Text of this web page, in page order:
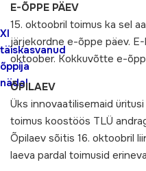
XI
täiskasvanud
õppija
nädal
E-ÕPPE PÄEV
15. oktoobril toimus ka sel
järjekordne e-õppe päev. E-
oktoober. Kokkuvõtte e-
ÕPILAEV
Üks innovaatilisemaid
toimus koostöös TLÜ
Õpilaev sõitis 16. oktoobril
laeva pardal toimusid